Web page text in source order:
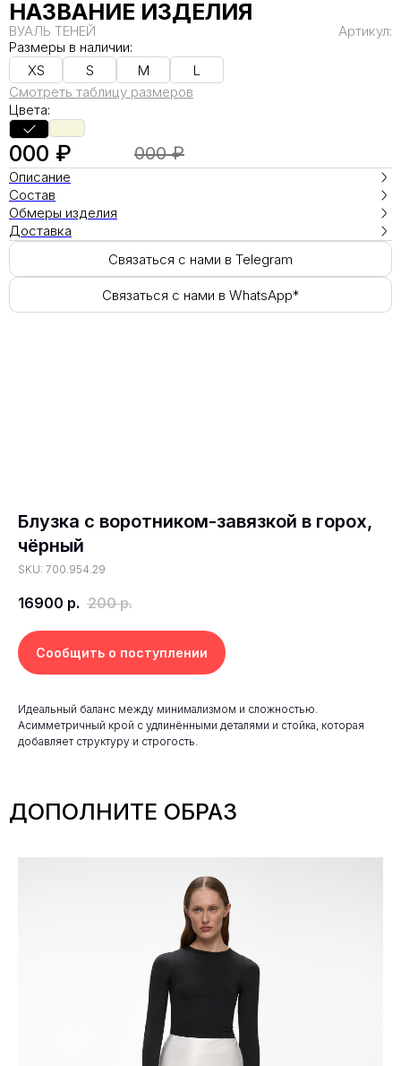
НАЗВАНИЕ ИЗДЕЛИЯ
ВУАЛЬ ТЕНЕЙ
Артикул:
Размеры в наличии:
XS
S M
L
Смотреть таблицу размеров
Цвета:
000 ₽ 000 ₽
Описание
Состав
Обмеры изделия
Доставка
Связаться с нами в Telegram
Связаться с нами в WhatsApp*
Блузка с воротником-завязкой в горох,
чёрный
SKU: 700.954.29
16900 р. 200 р.
Сообщить о поступлении
Идеальный баланс между минимализмом и сложностью.
Асимметричный крой с удлинёнными деталями и стойка, которая
добавляет структуру и строгость.
ДОПОЛНИТЕ ОБРАЗ